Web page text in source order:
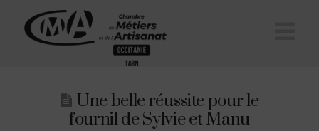
Une belle réussite pour le
fournil de Sylvie et Manu